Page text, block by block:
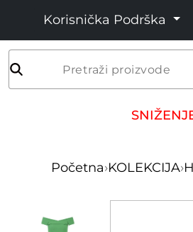
Korisnička Podrška
Pretraži proizvode
Početna›KOLEKCIJA›